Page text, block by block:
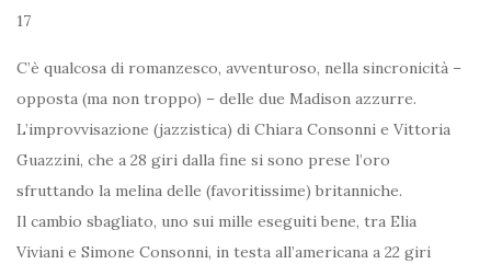
17
C’è qualcosa di romanzesco, avventuroso, nella sincronicità –
opposta (ma non troppo) – delle due Madison azzurre.
L’improvvisazione (jazzistica) di Chiara Consonni e Vittoria
Guazzini, che a 28 giri dalla fine si sono prese l’oro
sfruttando la melina delle (favoritissime) britanniche.
Il cambio sbagliato, uno sui mille eseguiti bene, tra Elia
Viviani e Simone Consonni, in testa all’americana a 22 giri